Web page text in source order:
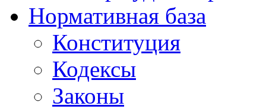
Нормативная база
Конституция
Кодексы
Законы